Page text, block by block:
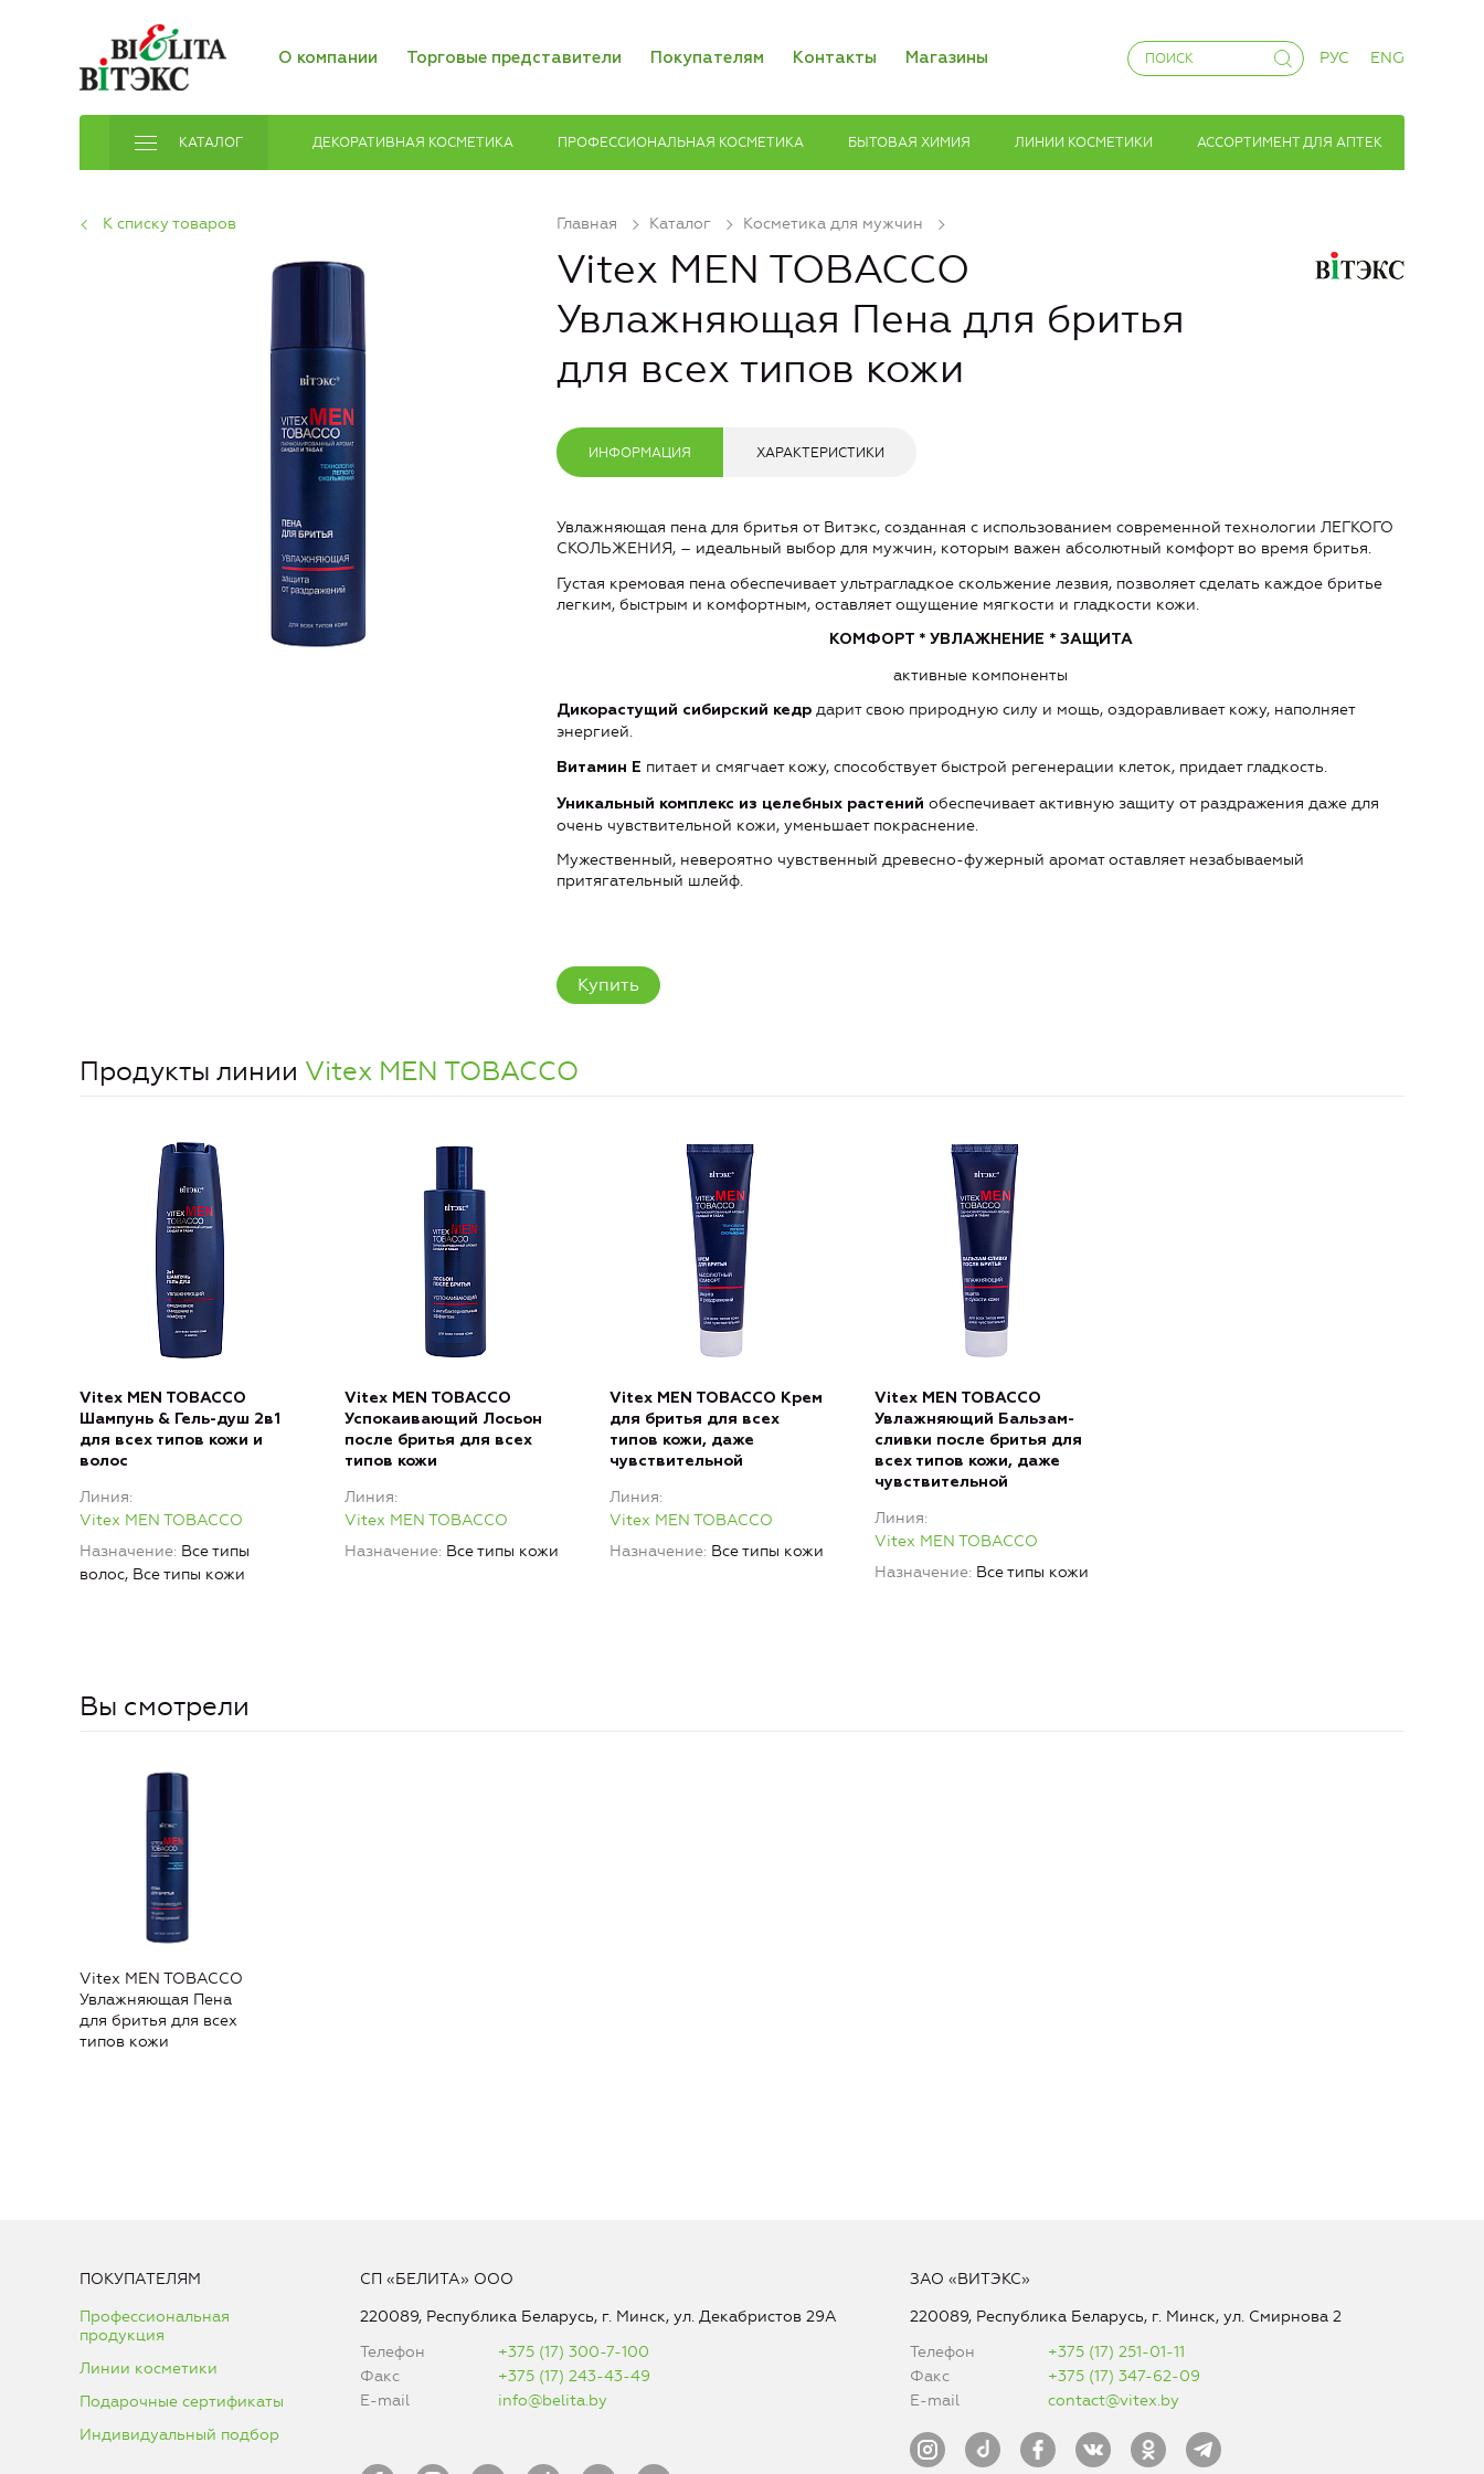
О компании Торговые представители Покупателям Контакты Магазины РУС ENG
КАТАЛОГ ДЕКОРАТИВНАЯ КОСМЕТИКА ПРОФЕССИОНАЛЬНАЯ КОСМЕТИКА БЫТОВАЯ ХИМИЯ ЛИНИИ КОСМЕТИКИ АССОРТИМЕНТ ДЛЯ АПТЕК
Главная Каталог Косметика для мужчин
К списку товаров
Vitex MEN TOBACCO
Увлажняющая Пена для бритья
для всех типов кожи
ИНФОРМАЦИЯ ХАРАКТЕРИСТИКИ
Увлажняющая пена для бритья от Витэкс, созданная с использованием современной технологии ЛЕГКОГО
СКОЛЬЖЕНИЯ, – идеальный выбор для мужчин, которым важен абсолютный комфорт во время бритья.
Густая кремовая пена обеспечивает ультрагладкое скольжение лезвия, позволяет сделать каждое бритье
легким, быстрым и комфортным, оставляет ощущение мягкости и гладкости кожи.
КОМФОРТ * УВЛАЖНЕНИЕ * ЗАЩИТА
активные компоненты
Дикорастущий сибирский кедр дарит свою природную силу и мощь, оздоравливает кожу, наполняет
энергией.
Витамин Е питает и смягчает кожу, способствует быстрой регенерации клеток, придает гладкость.
Уникальный комплекс из целебных растений обеспечивает активную защиту от раздражения даже для
очень чувствительной кожи, уменьшает покраснение.
Мужественный, невероятно чувственный древесно-фужерный аромат оставляет незабываемый
притягательный шлейф.
Купить
Продукты линии Vitex MEN TOBACCO
Vitex MEN TOBACCO
Шампунь & Гель-душ 2в1
для всех типов кожи и
волос
Линия
Vitex MEN TOBACCO
Назначение Все типы
волос, Все типы кожи
Vitex MEN TOBACCO
Успокаивающий Лосьон
после бритья для всех
типов кожи
Линия
Vitex MEN TOBACCO
Назначение Все типы кожи
Vitex MEN TOBACCO Крем
для бритья для всех
типов кожи, даже
чувствительной
Линия
Vitex MEN TOBACCO
Назначение Все типы кожи
Vitex MEN TOBACCO
Увлажняющий Бальзам-
сливки после бритья для
всех типов кожи, даже
чувствительной
Линия
Vitex MEN TOBACCO
Назначение Все типы кожи
Вы смотрели
Vitex MEN TOBACCO
Увлажняющая Пена
для бритья для всех
типов кожи
ПОКУПАТЕЛЯМ
Профессиональная
продукция
Линии косметики
Подарочные сертификаты
Индивидуальный подбор
СП «БЕЛИТА» ООО
220089, Республика Беларусь, г. Минск, ул. Декабристов 29А
Телефон
+375 (17) 300-7-100
Факс
+375 (17) 243-43-49
E-mail
info@belita.by
ЗАО «ВИТЭКС»
220089, Республика Беларусь, г. Минск, ул. Смирнова 2
Телефон
+375 (17) 251-01-11
Факс
+375 (17) 347-62-09
E-mail
contact@vitex.by